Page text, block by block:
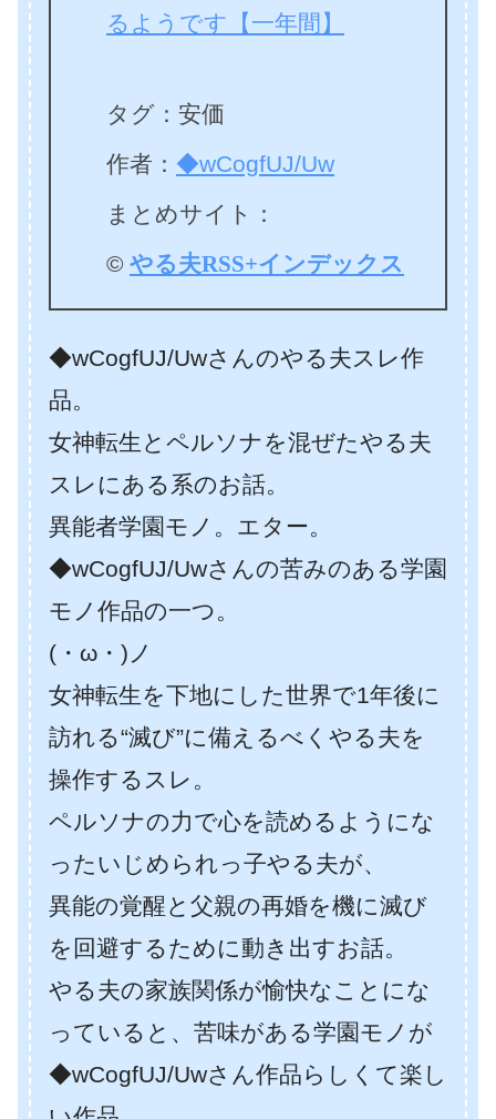
るようです【一年間】
タグ：安価
作者： ◆wCogfUJ/Uw
まとめサイト：
© やる夫RSS+インデックス
◆wCogfUJ/Uwさんのやる夫スレ作
品。
女神転生とペルソナを混ぜたやる夫
スレにある系のお話。
異能者学園モノ。エター。
◆wCogfUJ/Uwさんの苦みのある学園
モノ作品の一つ。
(・ω・)ノ
女神転生を下地にした世界で1年後に
訪れる“滅び”に備えるべくやる夫を
操作するスレ。
ペルソナの力で心を読めるようにな
ったいじめられっ子やる夫が、
異能の覚醒と父親の再婚を機に滅び
を回避するために動き出すお話。
やる夫の家族関係が愉快なことにな
っていると、苦味がある学園モノが
◆wCogfUJ/Uwさん作品らしくて楽し